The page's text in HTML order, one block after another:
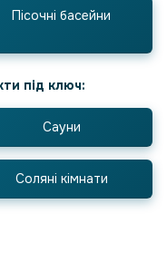
Пісочні басейни
під ключ:
Сауни
Соляні кімнати